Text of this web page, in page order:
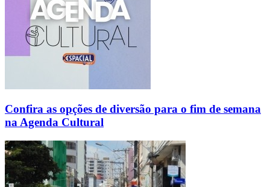
Confira as opções de diversão para o fim de semana
na Agenda Cultural